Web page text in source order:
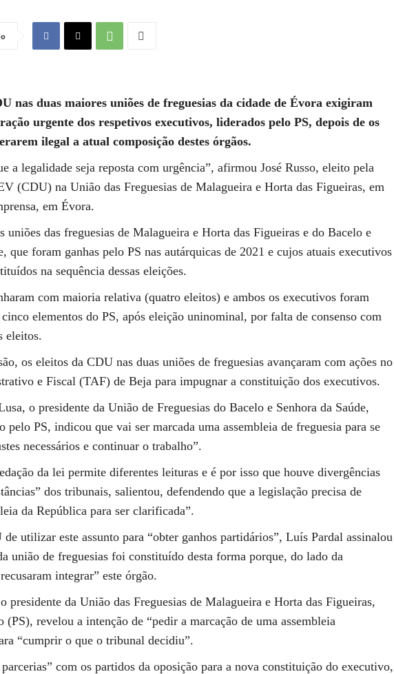
nas duas maiores uniões de freguesias da cidade de Évora exigiram
urgente dos respetivos executivos, liderados pelo PS, depois de os
ilegal a atual composição destes órgãos.
a legalidade seja reposta com urgência”, afirmou José Russo, eleito pela
(CDU) na União das Freguesias de Malagueira e Horta das Figueiras, em
em Évora.
uniões das freguesias de Malagueira e Horta das Figueiras e do Bacelo e
que foram ganhas pelo PS nas autárquicas de 2021 e cujos atuais executivos
na sequência dessas eleições.
com maioria relativa (quatro eleitos) e ambos os executivos foram
elementos do PS, após eleição uninominal, por falta de consenso com
eleitos.
os eleitos da CDU nas duas uniões de freguesias avançaram com ações no
e Fiscal (TAF) de Beja para impugnar a constituição dos executivos.
o presidente da União de Freguesias do Bacelo e Senhora da Saúde,
pelo PS, indicou que vai ser marcada uma assembleia de freguesia para se
necessários e continuar o trabalho”.
da lei permite diferentes leituras e é por isso que houve divergências
dos tribunais, salientou, defendendo que a legislação precisa de
da República para ser clarificada”.
utilizar este assunto para “obter ganhos partidários”, Luís Pardal assinalou
união de freguesias foi constituído desta forma porque, do lado da
integrar” este órgão.
presidente da União das Freguesias de Malagueira e Horta das Figueiras,
(PS), revelou a intenção de “pedir a marcação de uma assembleia
“cumprir o que o tribunal decidiu”.
com os partidos da oposição para a nova constituição do executivo,